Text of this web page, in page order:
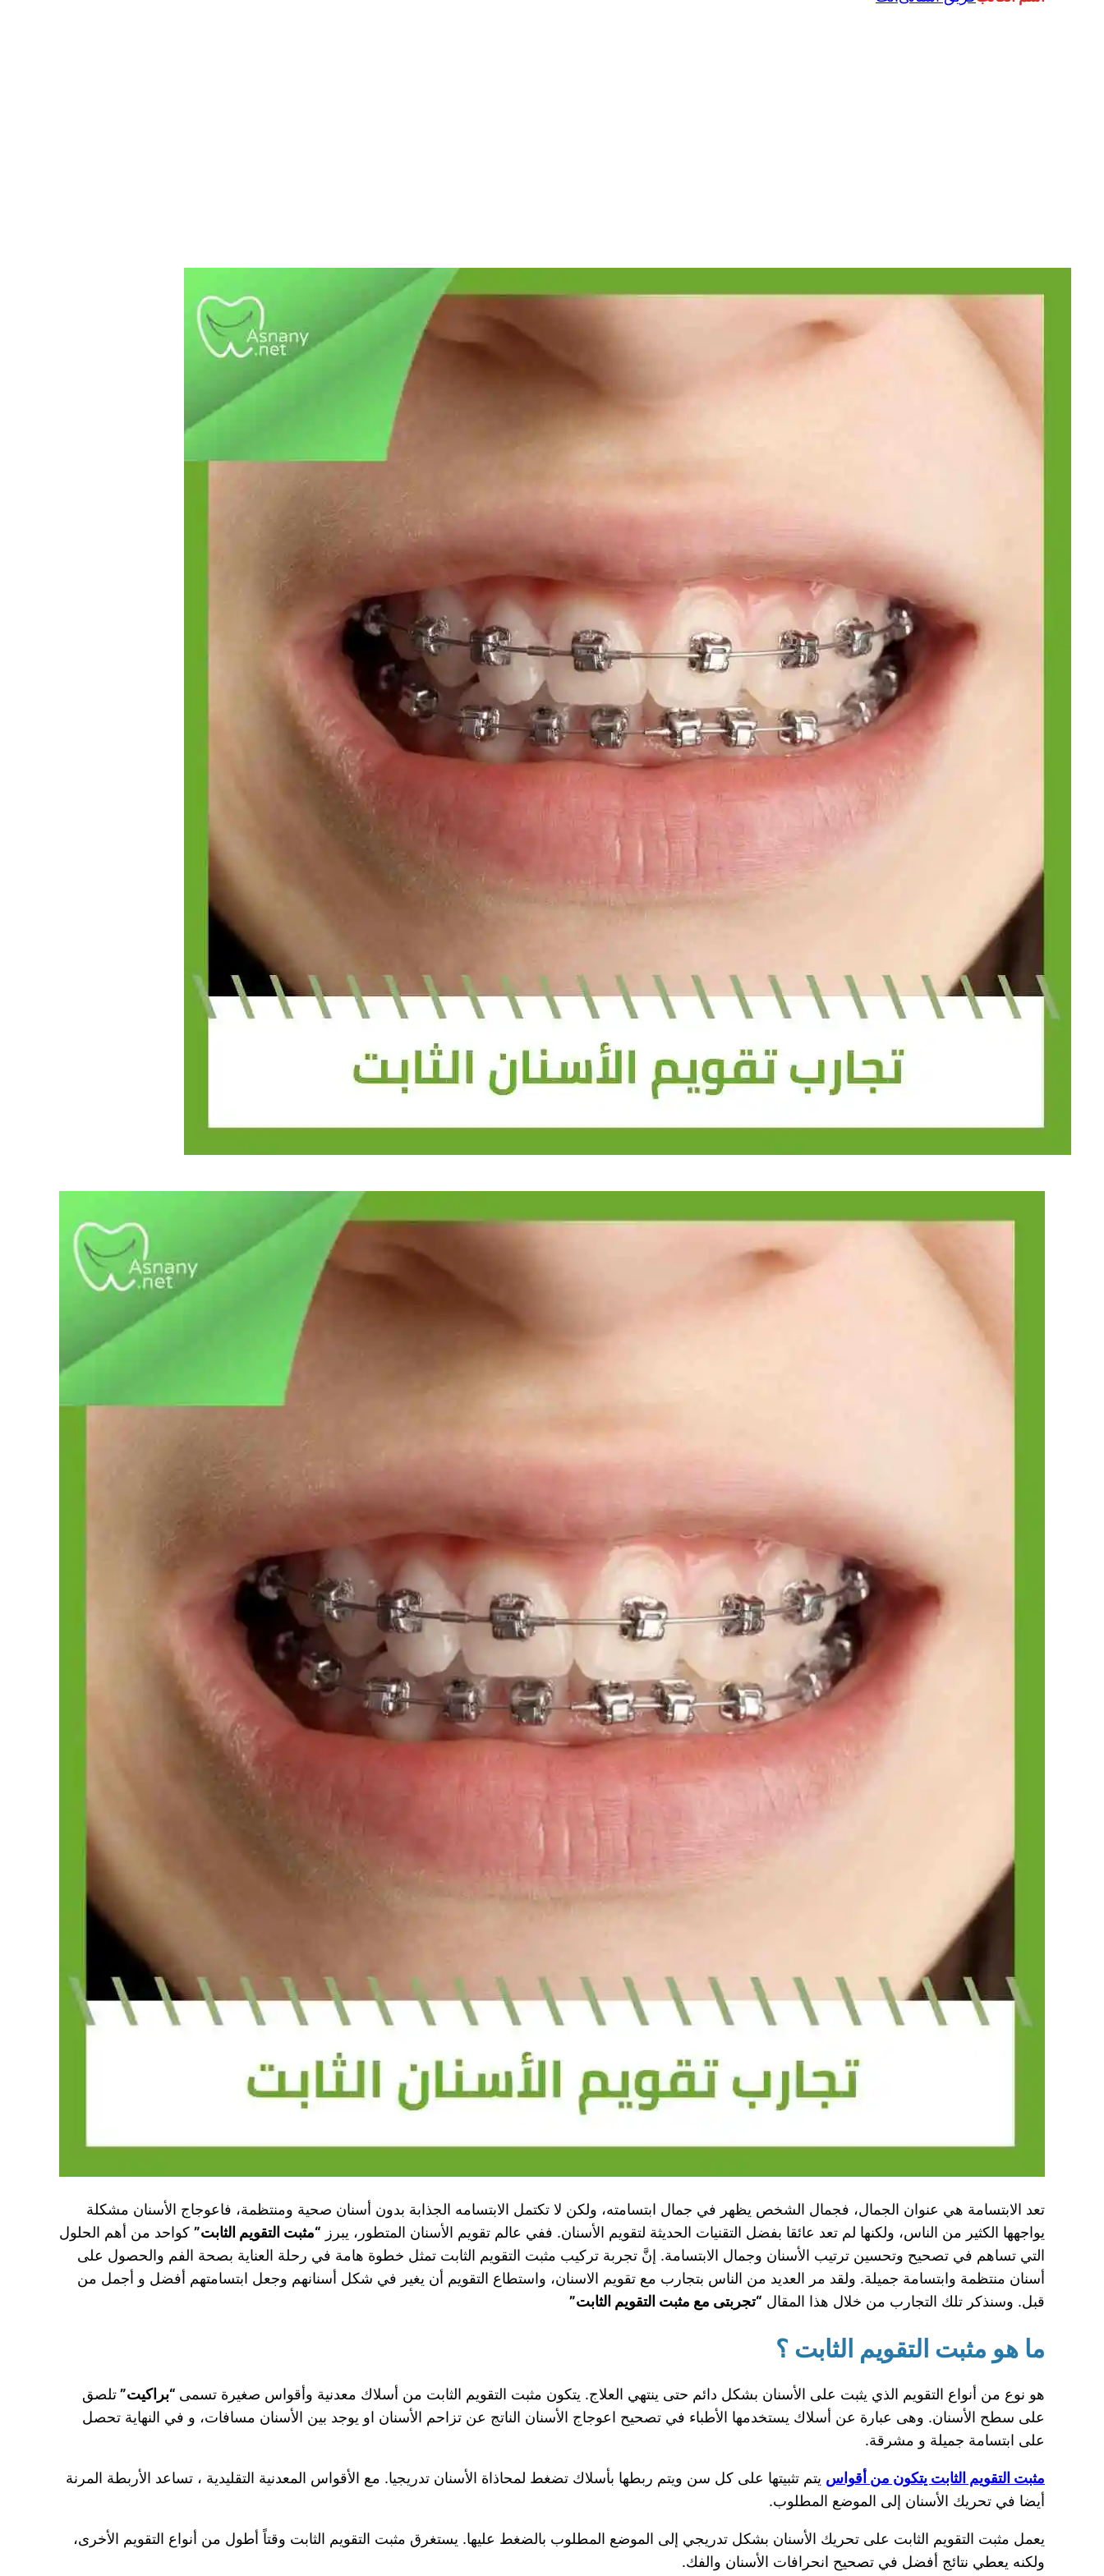
تعد الابتسامة هي عنوان الجمال، فجمال الشخص يظهر في جمال ابتسامته، ولكن لا تكتمل الابتسامه الجذابة بدون أسنان صحية ومنتظمة، فاعوجاج الأسنان مشكلة
يواجهها الكثير من الناس، ولكنها لم تعد عائقا بفضل التقنيات الحديثة لتقويم الأسنان. ففي عالم تقويم الأسنان المتطور، يبرز “مثبت التقويم الثابت” كواحد من أهم الحلول
التي تساهم في تصحيح وتحسين ترتيب الأسنان وجمال الابتسامة. إنَّ تجربة تركيب مثبت التقويم الثابت تمثل خطوة هامة في رحلة العناية بصحة الفم والحصول على
أسنان منتظمة وابتسامة جميلة. ولقد مر العديد من الناس بتجارب مع تقويم الاسنان، واستطاع التقويم أن يغير في شكل أسنانهم وجعل ابتسامتهم أفضل و أجمل من
قبل. وسنذكر تلك التجارب من خلال هذا المقال “تجربتى مع مثبت التقويم الثابت”
ما هو مثبت التقويم الثابت ؟
هو نوع من أنواع التقويم الذي يثبت على الأسنان بشكل دائم حتى ينتهي العلاج. يتكون مثبت التقويم الثابت من أسلاك معدنية وأقواس صغيرة تسمى “براكيت”تلصق
على سطح الأسنان. وهى عبارة عن أسلاك يستخدمها الأطباء في تصحيح اعوجاج الأسنان الناتج عن تزاحم الأسنان او يوجد بين الأسنان مسافات، و في النهاية تحصل
على ابتسامة جميلة و مشرقة.
مثبت التقويم الثابت يتكون من أقواس يتم تثبيتها على كل سن ويتم ربطها بأسلاك تضغط لمحاذاة الأسنان تدريجيا. مع ‏‏الأقواس المعدنية‏‏ التقليدية ، تساعد الأربطة المرنة
أيضا في تحريك الأسنان إلى الموضع المطلوب.‏
يعمل مثبت التقويم الثابت على تحريك الأسنان بشكل تدريجي إلى الموضع المطلوب بالضغط عليها. يستغرق مثبت التقويم الثابت وقتاً أطول من أنواع التقويم الأخرى،
ولكنه يعطي نتائج أفضل في تصحيح انحرافات الأسنان والفك.